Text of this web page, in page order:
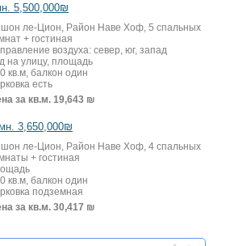
5,500,000₪
ле-Цион, Район Наве Хоф, 5 спальных
+ гостиная
воздуха: север, юг, запад
на улицу, площадь
кв.м, балкон один
есть
за кв.м. 19,643 ₪
3,650,000₪
ле-Цион, Район Наве Хоф, 4 спальных
+ гостиная
кв.м, балкон один
подземная
за кв.м. 30,417 ₪